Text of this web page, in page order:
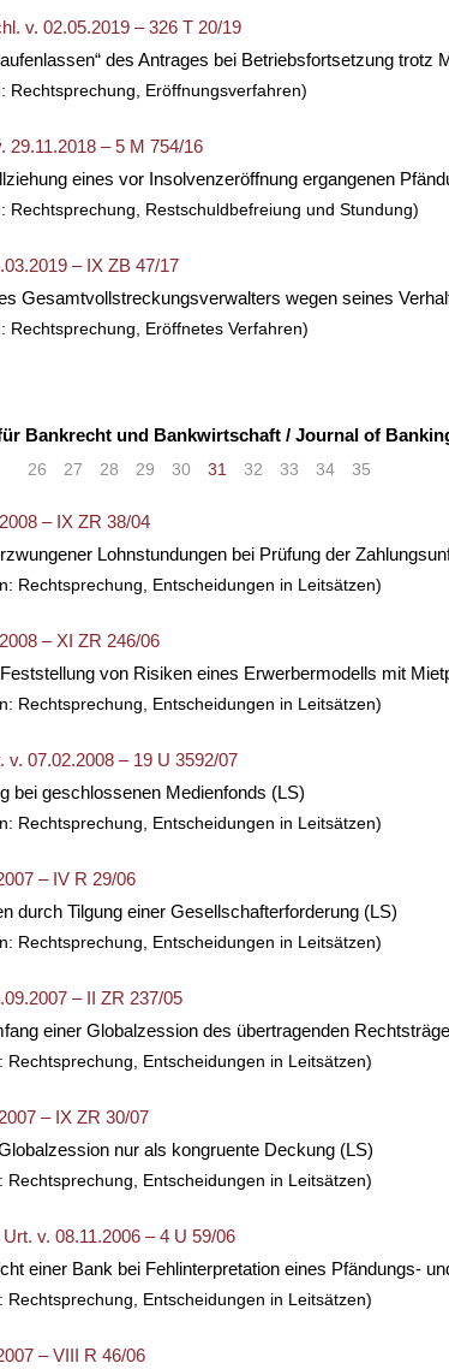
v. 02.05.2019 – 326 T 20/19
des Antrages bei Betriebsfortsetzung trotz
Rechtsprechung, Eröffnungsverfahren)
29.11.2018 – 5 M 754/16
eines vor Insolvenzeröffnung ergangenen
Rechtsprechung, Restschuldbefreiung und Stundung)
– IX ZB 47/17
Gesamtvollstreckungsverwalters wegen seines
Rechtsprechung, Eröffnetes Verfahren)
Bankrecht und Bankwirtschaft / Journal of
26 27 28 29 30 31 32 33 34 35
– IX ZR 38/04
Lohnstundungen bei Prüfung der
Rechtsprechung, Entscheidungen in Leitsätzen)
– XI ZR 246/06
von Risiken eines Erwerbermodells mit
Rechtsprechung, Entscheidungen in Leitsätzen)
07.02.2008 – 19 U 3592/07
bei geschlossenen Medienfonds (LS)
Rechtsprechung, Entscheidungen in Leitsätzen)
– IV R 29/06
durch Tilgung einer Gesellschafterforderung (LS)
Rechtsprechung, Entscheidungen in Leitsätzen)
– II ZR 237/05
einer Globalzession des übertragenden
Rechtsprechung, Entscheidungen in Leitsätzen)
– IX ZR 30/07
nur als kongruente Deckung (LS)
Rechtsprechung, Entscheidungen in Leitsätzen)
v. 08.11.2006 – 4 U 59/06
einer Bank bei Fehlinterpretation eines Pfändungs-
Rechtsprechung, Entscheidungen in Leitsätzen)
– VIII R 46/06